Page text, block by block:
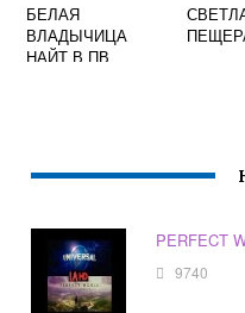
БЕЛАЯ
ВЛАДЫЧИЦА
НАЙТ В ПВ
PERFECT
9740